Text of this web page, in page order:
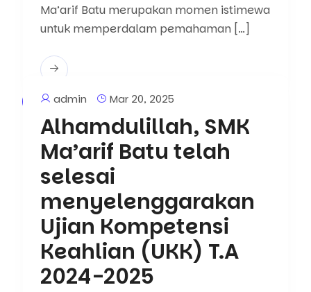
Ma’arif Batu merupakan momen istimewa
untuk memperdalam pemahaman […]
Artikel Berita
admin Mar 20, 2025
Alhamdulillah, SMK
Ma’arif Batu telah
selesai
menyelenggarakan
Ujian Kompetensi
Keahlian (UKK) T.A
2024-2025